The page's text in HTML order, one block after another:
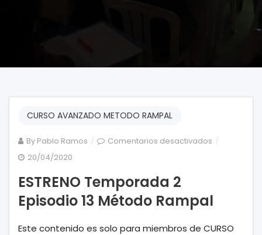
CURSO AVANZADO METODO RAMPAL
By Pablo Ramos Comentarios desactivados en
Episodio
13
20/04/2020
ESTRENO Temporada 2
Episodio 13 Método Rampal
Este contenido es solo para miembros de CURSO